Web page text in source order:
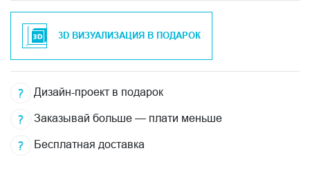
3D ВИЗУАЛИЗАЦИЯ В ПОДАРОК
Дизайн-проект в подарок
Заказывай больше — плати меньше
Бесплатная доставка